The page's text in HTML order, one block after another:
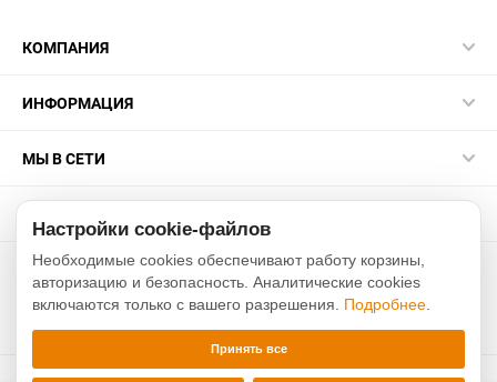
КОМПАНИЯ
ИНФОРМАЦИЯ
МЫ В СЕТИ
2015-2026 sakurarussia.ru
Разработано вXverst
Настройки cookie-файлов
Необходимые cookies обеспечивают работу корзины,
авторизацию и безопасность. Аналитические cookies
включаются только с вашего разрешения. Подробнее
Принять все